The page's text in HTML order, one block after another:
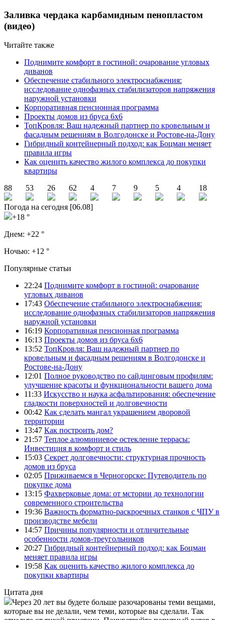
Заливка чердака карбамидным пенопластом
(видео)
Читайте также
Поднимите комфорт в гостиной: очарование угловых
диванов
Обеспечение стабильного электроснабжения:
исследование однофазных стабилизаторов напряжения
наружной установки
Корпоративная пенсионная программа
Проекты домов из бруса 6х6
ТопКровля: Ваш надежный партнер по кровельным и
фасадным решениям в Волгодонске и Ростове-на-Дону
Гибридный контейнерный подход: как Боцман меняет
правила игры
Как оценить качество жилого комплекса до покупки
квартиры
88
53 26 62 4 7 9 5 4 18
Погода на сегодня [06.08]
+18 °
Днем: +22 °
Ночью: +12 °
Популярные статьи
22:24 Поднимите комфорт в гостиной: очарование
угловых диванов
17:43 Обеспечение стабильного электроснабжения:
исследование однофазных стабилизаторов напряжения
наружной установки
16:19 Корпоративная пенсионная программа
16:13 Проекты домов из бруса 6х6
13:52 ТопКровля: Ваш надежный партнер по
кровельным и фасадным решениям в Волгодонске и
Ростове-на-Дону
12:01 Полное руководство по сайдинговым профилям:
улучшение красоты и функциональности вашего дома
11:33 Искусство и наука асфальтирования: обеспечение
гладкости поверхностей и долговечности
00:42 Как сделать мангал украшением дворовой
территории
13:47 Как построить дом?
21:57 Теплое алюминиевое остекление террасы:
Инвестиция в комфорт и стиль
15:03 Секрет долговечности: структурная прочность
домов из бруса
02:05 Приживаемся в Черногорске: Путеводитель по
покупке дома
13:15 Фахверковые дома: от мстории до технологии
современного строительства
19:36 Важность форматно-раскроечных станков с ЧПУ в
производстве мебели
14:57 Причины популярности и отличительные
особенности домов-треугольников
20:27 Гибридный контейнерный подход: как Боцман
меняет правила игры
19:58 Как оценить качество жилого комплекса до
покупки квартиры
Цитата дня
Через 20 лет вы будете больше разочарованы теми вещами,
которые вы не делали, чем теми, которые вы сделали. Так